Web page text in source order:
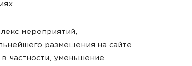
мероприятий,
размещения на сайте.
частности, уменьшение